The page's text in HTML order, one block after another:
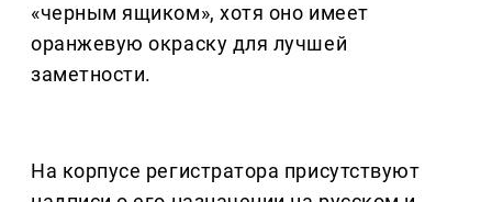
«черным ящиком», хотя оно имеет
оранжевую окраску для лучшей
заметности.
На корпусе регистратора присутствуют